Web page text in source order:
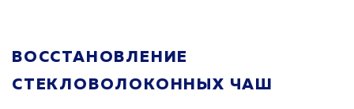
ВОССТАНОВЛЕНИЕ
СТЕКЛОВОЛОКОННЫХ ЧАШ